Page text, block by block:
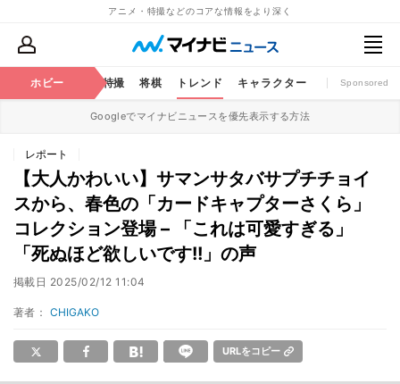
アニメ・特撮などのコアな情報をより深く
ホビー
おもちゃ 特撮 将棋 トレンド キャラクター Sponsored
Googleでマイナビニュースを優先表示する方法
レポート
【大人かわいい】サマンサタバサプチチョイ
スから、春色の「カードキャプターさくら」
コレクション登場 – 「これは可愛すぎる」
「死ぬほど欲しいです!!」の声
掲載日 2025/02/12 11:04
著者： CHIGAKO
URLをコピー